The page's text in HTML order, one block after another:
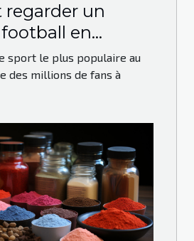
un
en
sport le plus populaire au
des millions de fans à